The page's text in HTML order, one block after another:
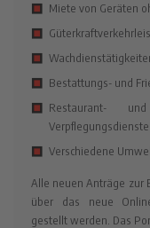
Miete von Geräten
Bestattungs- und
Restaurant-
Verpflegungsdienste
Verschiedene
Alle neuen Anträge zur
über das neue
gestellt werden. Das